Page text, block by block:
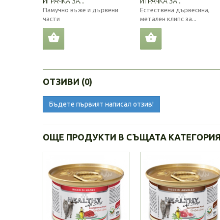
Памучно въже и дървени
части
Естествена дървесина,
метален клипс за...
ОТЗИВИ (0)
Бъдете първият написал отзив!
ОЩЕ ПРОДУКТИ В СЪЩАТА